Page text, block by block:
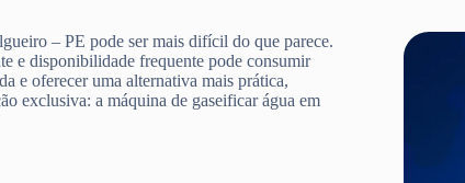
– PE pode ser mais difícil do que parece.
e disponibilidade frequente pode consumir
e oferecer uma alternativa mais prática,
exclusiva: a máquina de gaseificar água em